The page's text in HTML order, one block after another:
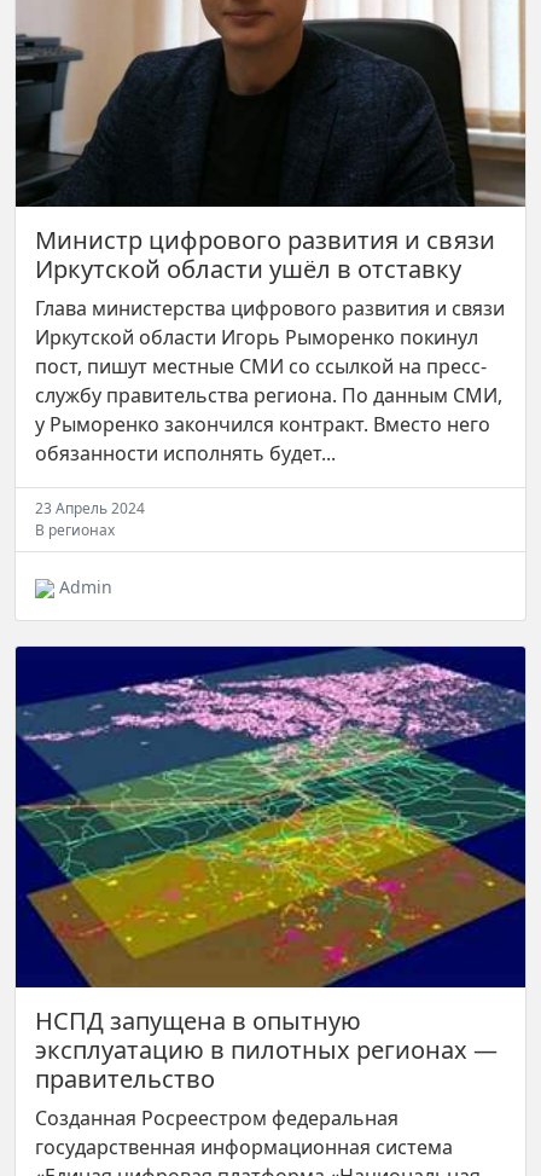
Министр цифрового развития и связи
Иркутской области ушёл в отставку
Глава министерства цифрового развития и связи
Иркутской области Игорь Рыморенко покинул
пост, пишут местные СМИ со ссылкой на пресс-
службу правительства региона. По данным СМИ,
у Рыморенко закончился контракт. Вместо него
обязанности исполнять будет...
23 Апрель 2024
В регионах
Admin
НСПД запущена в опытную
эксплуатацию в пилотных регионах —
правительство
Созданная Росреестром федеральная
государственная информационная система